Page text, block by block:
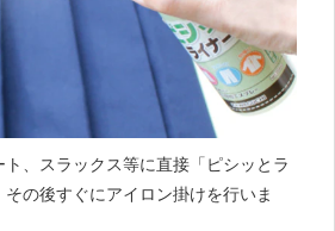
、スラックス等に直接「ピシッとラ
の後すぐにアイロン掛けを行いま